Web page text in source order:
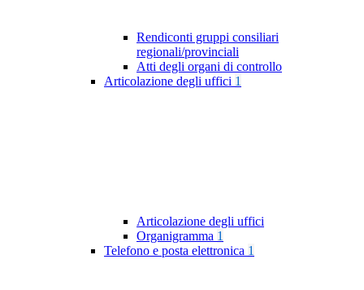
Rendiconti gruppi consiliari
regionali/provinciali
Atti degli organi di controllo
Articolazione degli uffici 1
Articolazione degli uffici
Organigramma 1
Telefono e posta elettronica 1